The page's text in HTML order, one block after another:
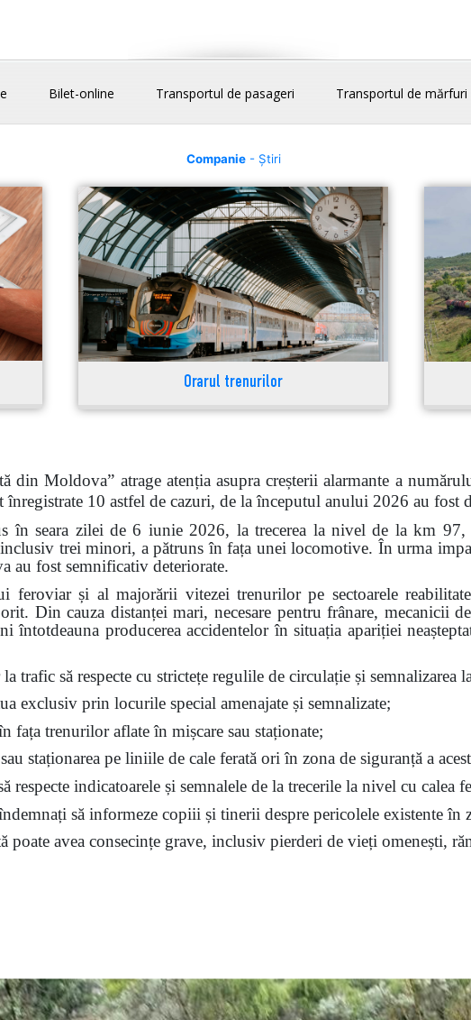
Bilet-online Transportul de pasageri Transportul de mărfuri
Companie- Știri
Orarul trenurilor
din Moldova” atrage atenția asupra creșterii alarmante a
10 astfel de cazuri, de la începutul anului 2026 au fost
în seara zilei de 6 iunie 2026, la trecerea la nivel de la km
trei minori, a pătruns în fața unei locomotive. În urma
au fost semnificativ deteriorate.
feroviar și al majorării vitezei trenurilor pe sectoarele
Din cauza distanței mari, necesare pentru frânare, mecanicii
întotdeauna producerea accidentelor în situația apariției
să respecte cu strictețe regulile de circulație și semnalizarea
exclusiv prin locurile special amenajate și semnalizate;
fața trenurilor aflate în mișcare sau staționate;
staționarea pe liniile de cale ferată ori în zona de siguranță a
indicatoarele și semnalele de la trecerile la nivel cu calea
să informeze copiii și tinerii despre pericolele existente în
poate avea consecințe grave, inclusiv pierderi de vieți omenești,